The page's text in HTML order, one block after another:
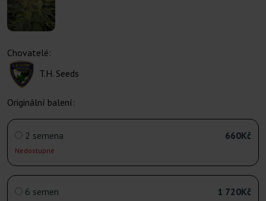
Chovatelé:
T.H. Seeds
Originální balení:
2 semena
Nedostupné
660Kč
6 semen 1 720Kč